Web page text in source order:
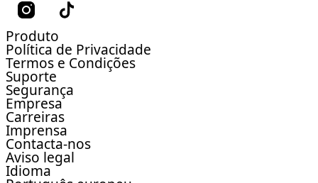
Produto
Política de Privacidade
Termos e Condições
Suporte
Segurança
Empresa
Carreiras
Imprensa
Contacta-nos
Aviso legal
Idioma